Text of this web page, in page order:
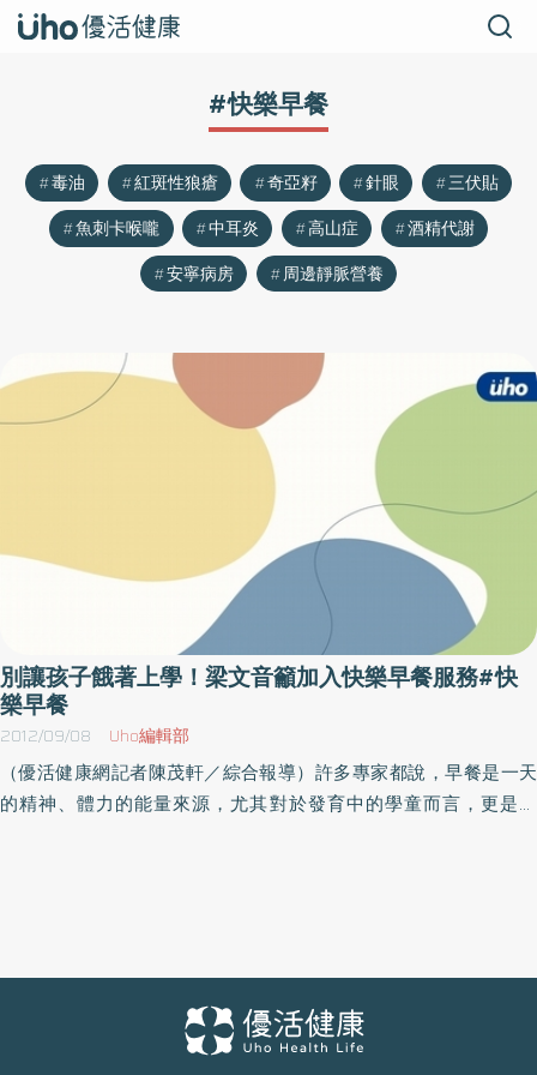
#快樂早餐
毒油 紅斑性狼瘡 奇亞籽 針眼
三伏貼
魚刺卡喉嚨
中耳炎 高山症
酒精代謝
安寧病房
周邊靜脈營養
別讓孩子餓著上學！梁文音籲加入快樂早餐服務#快
樂早餐
2012/09/08 Uho編輯部
（優活健康網記者陳茂軒／綜合報導）許多專家都說，早餐是一天
的精神、體力的能量來源，尤其對於發育中的學童而言，更是重
社區孩子製作營養早餐，期盼民眾響應「快樂早餐」服務，讓所有
學童都能吃飽上學，在學習或生活上都有正面的幫助。伊甸基金會